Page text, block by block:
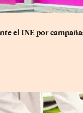
el INE por